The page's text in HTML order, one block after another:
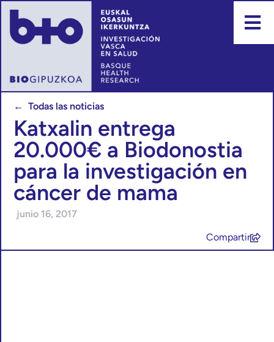
← Todas las noticias
Katxalin entrega
20.000€ a Biodonostia
para la investigación en
cáncer de mama
junio 16, 2017
Compartir